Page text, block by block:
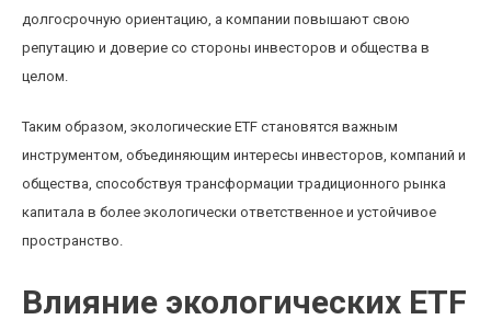
долгосрочную ориентацию, а компании повышают свою
репутацию и доверие со стороны инвесторов и общества в
целом.
Таким образом, экологические ETF становятся важным
инструментом, объединяющим интересы инвесторов, компаний и
общества, способствуя трансформации традиционного рынка
капитала в более экологически ответственное и устойчивое
пространство.
Влияние экологических ETF